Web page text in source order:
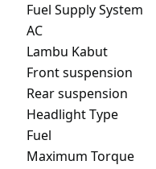
Fuel Supply System
AC
Lambu Kabut
Front suspension
Rear suspension
Headlight Type
Fuel
Maximum Torque